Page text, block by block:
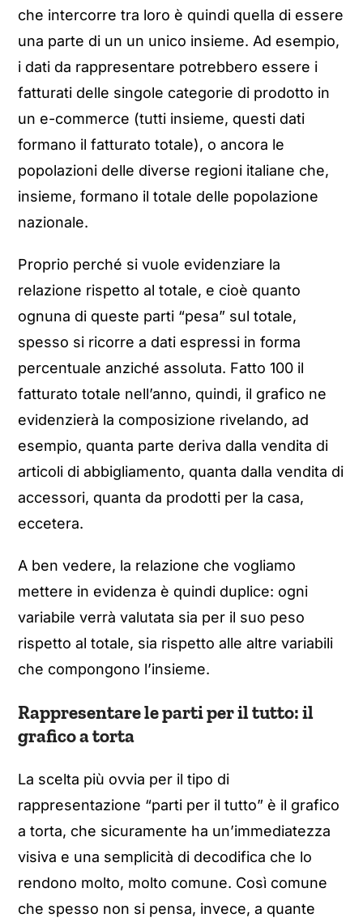
che intercorre tra loro è quindi quella di essere
una parte di un un unico insieme. Ad esempio,
i dati da rappresentare potrebbero essere i
fatturati delle singole categorie di prodotto in
un e-commerce (tutti insieme, questi dati
formano il fatturato totale), o ancora le
popolazioni delle diverse regioni italiane che,
insieme, formano il totale delle popolazione
nazionale.
Proprio perché si vuole evidenziare la
relazione rispetto al totale, e cioè quanto
ognuna di queste parti “pesa” sul totale,
spesso si ricorre a dati espressi in forma
percentuale anziché assoluta. Fatto 100 il
fatturato totale nell’anno, quindi, il grafico ne
evidenzierà la composizione rivelando, ad
esempio, quanta parte deriva dalla vendita di
articoli di abbigliamento, quanta dalla vendita di
accessori, quanta da prodotti per la casa,
eccetera.
A ben vedere, la relazione che vogliamo
mettere in evidenza è quindi duplice: ogni
variabile verrà valutata sia per il suo peso
rispetto al totale, sia rispetto alle altre variabili
che compongono l’insieme.
Rappresentare le parti per il tutto: il
grafico a torta
La scelta più ovvia per il tipo di
rappresentazione “parti per il tutto” è il grafico
a torta, che sicuramente ha un’immediatezza
visiva e una semplicità di decodifica che lo
rendono molto, molto comune. Così comune
che spesso non si pensa, invece, a quante